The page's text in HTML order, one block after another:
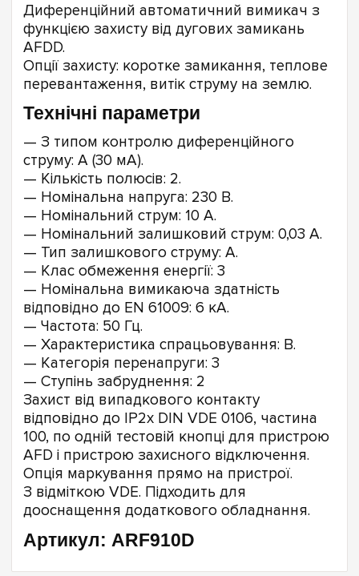
Диференційний автоматичний вимикач з
функцією захисту від дугових замикань
AFDD.
Опції захисту: коротке замикання, теплове
перевантаження, витік струму на землю.
Технічні параметри
— З типом контролю диференційного
струму: A (30 мА).
— Кількість полюсів: 2.
— Номінальна напруга: 230 В.
— Номінальний струм: 10 А.
— Номінальний залишковий струм: 0,03 А.
— Тип залишкового струму: A.
— Клас обмеження енергії: 3
— Номінальна вимикаюча здатність
відповідно до EN 61009: 6 кА.
— Частота: 50 Гц.
— Характеристика спрацьовування: B.
— Категорія перенапруги: 3
— Ступінь забруднення: 2
Захист від випадкового контакту
відповідно до IP2x DIN VDE 0106, частина
100, по одній тестовій кнопці для пристрою
AFD і пристрою захисного відключення.
Опція маркування прямо на пристрої.
З відміткою VDE. Підходить для
дооснащення додаткового обладнання.
Артикул: ARF910D